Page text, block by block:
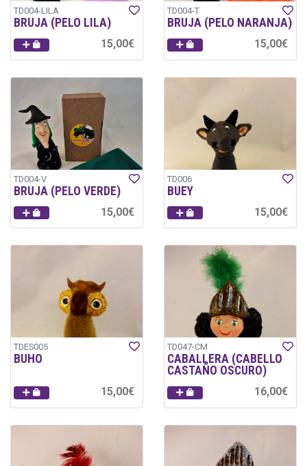
TD004-LILA
BRUJA (PELO LILA)
15,00€
TD004-T
BRUJA (PELO NARANJA)
15,00€
TD004-V
BRUJA (PELO VERDE)
15,00€
TD006
BUEY
15,00€
TDES005
BUHO
15,00€
TD047-CM
CABALLERA (CABELLO
CASTAÑO OSCURO)
16,00€